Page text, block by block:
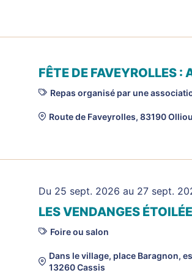
FÊTE DE FAVEYROLLES :
Repas organisé par une
Route de Faveyrolles, 83190
Du 25 sept. 2026 au 27 sept.
LES VENDANGES
Foire ou salon
Dans le village, place Baragnon,
13260 Cassis